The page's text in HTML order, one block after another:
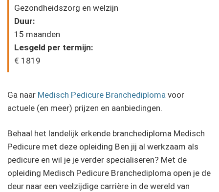
Gezondheidszorg en welzijn
Duur:
15 maanden
Lesgeld per termijn:
€ 1819
Ga naar Medisch Pedicure Branchediploma voor
actuele (en meer) prijzen en aanbiedingen.
Behaal het landelijk erkende branchediploma Medisch
Pedicure met deze opleiding Ben jij al werkzaam als
pedicure en wil je je verder specialiseren? Met de
opleiding Medisch Pedicure Branchediploma open je de
deur naar een veelzijdige carrière in de wereld van